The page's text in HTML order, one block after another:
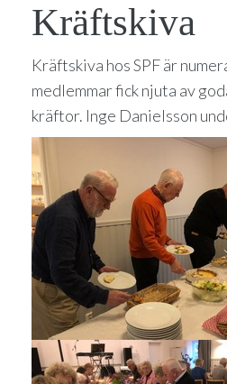
Kräftskiva
Kräftskiva hos SPF är
medlemmar fick njuta av
kräftor. Inge Danielsson